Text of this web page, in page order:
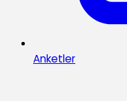
Anketler